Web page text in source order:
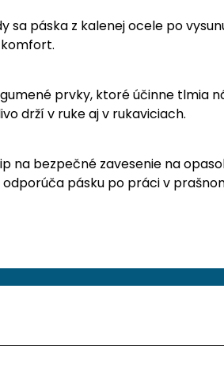
sa páska z kalenej ocele po
prvky, ktoré účinne
drží v ruke aj v rukaviciach.
na bezpečné zavesenie na
pásku po práci v